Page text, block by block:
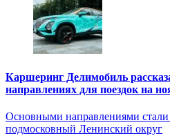
Каршеринг Делимобиль
направлениях для поездок на
Основными направлениями стали
подмосковный Ленинский округ